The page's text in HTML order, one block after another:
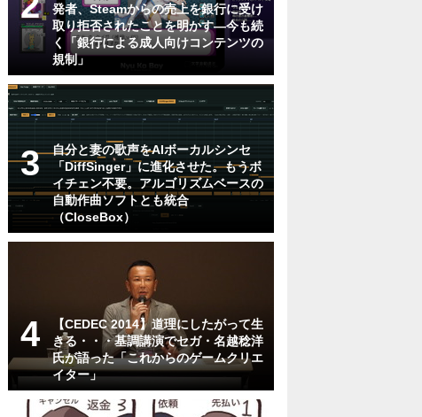
発者、Steamからの売上を銀行に受け
取り拒否されたことを明かす―今も続
く「銀行による成人向けコンテンツの
規制」
自分と妻の歌声をAIボーカルシンセ
「DiffSinger」に進化させた。もうボ
イチェン不要。アルゴリズムベースの
自動作曲ソフトとも統合
（CloseBox）
【CEDEC 2014】道理にしたがって生
きる・・・基調講演でセガ・名越稔洋
氏が語った「これからのゲームクリエ
イター」